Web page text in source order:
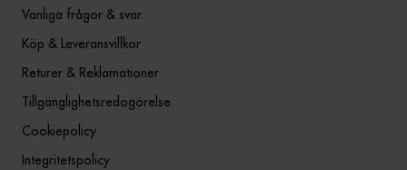
Vanliga frågor & svar
Köp & Leveransvillkor
Returer & Reklamationer
Tillgänglighetsredogörelse
Cookiepolicy
Integritetspolicy